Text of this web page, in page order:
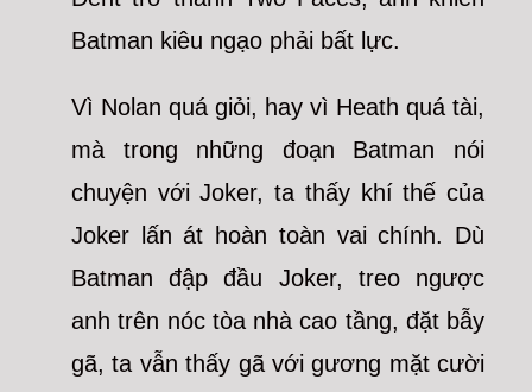
Batman kiêu ngạo phải bất lực.
Vì Nolan quá giỏi, hay vì Heath quá tài,
mà trong những đoạn Batman nói
chuyện với Joker, ta thấy khí thế của
Joker lấn át hoàn toàn vai chính. Dù
Batman đập đầu Joker, treo ngược
anh trên nóc tòa nhà cao tầng, đặt bẫy
gã, ta vẫn thấy gã với gương mặt cười